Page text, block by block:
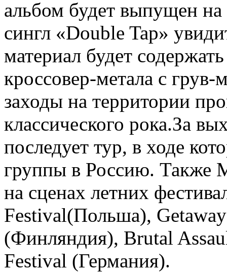
альбом будет выпущен
сингл «Double Tap»
материал будет
кроссовер-метала с
заходы на территории
классического рока.За
последует тур, в ходе
группы в Россию. Также
на сценах летних
Festival(Польша),
(Финляндия), Brutal
Festival (Германия).